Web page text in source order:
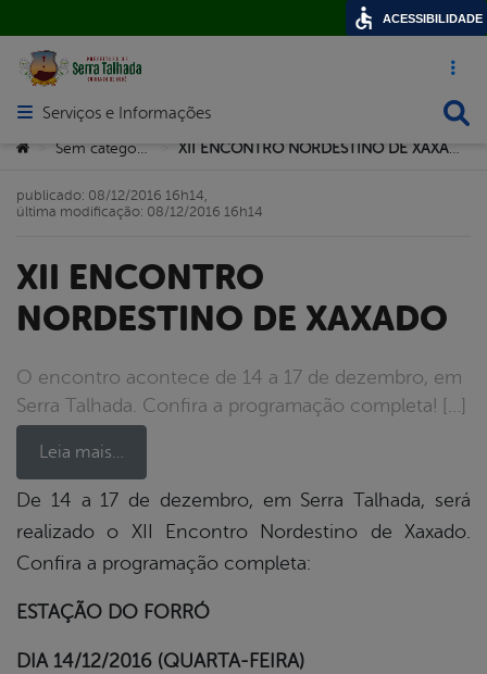
Acesso
Abrir menu principal de navegação
Serviços e Informações
Você está aqui:
> >
XII ENCONTRO
NORDESTINO DE XAXADO
O encontro acontece de 14 a 17 de dezembro, em
Serra Talhada. Confira a programação completa! […]
Leia mais…
publicado: 08/12/2016 16h14,
última modificação: 08/12/2016 16h14
De 14 a 17 de dezembro, em Serra Talhada, será
realizado o XII Encontro Nordestino de Xaxado.
Confira a programação completa:
ESTAÇÃO DO FORRÓ
DIA 14/12/2016 (QUARTA-FEIRA)
ACESSIBILIDADE